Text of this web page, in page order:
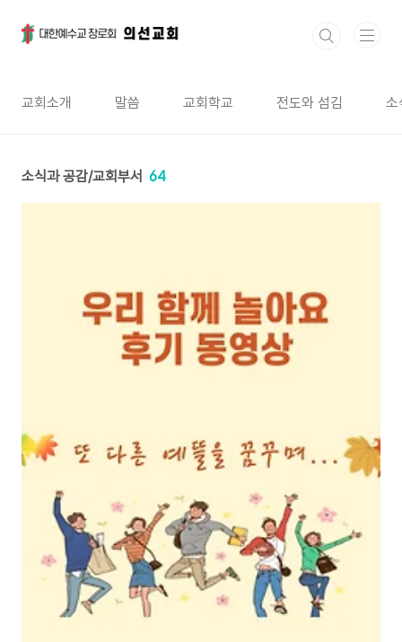
교회소개 말씀 교회학교 전도와 섬김 소
소식과 공감/교회부서 64